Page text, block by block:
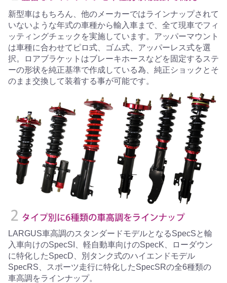
新型車はもちろん、他のメーカーではラインナップされて
いないような年式の車種から輸入車まで、全て現車でフィ
ッティングチェックを実施しています。アッパーマウント
は車種に合わせてピロ式、ゴム式、アッパーレス式を選
択。ロアブラケットはブレーキホースなどを固定するステ
ーの形状を純正基準で作成している為、純正ショックとそ
のまま交換して装着する事が可能です。
LARGUS車高調のスタンダードモデルとなるSpecSと輸
入車向けのSpecSI、軽自動車向けのSpecK、ローダウン
に特化したSpecD、別タンク式のハイエンドモデル
SpecRS、スポーツ走行に特化したSpecSRの全6種類の
車高調をラインナップ。